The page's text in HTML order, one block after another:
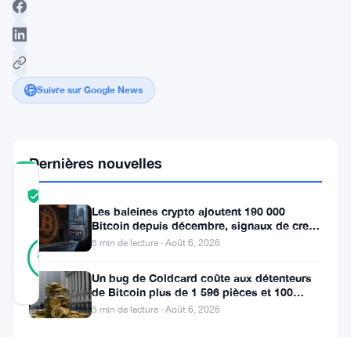
Suivre sur Google News
COMMUNITY
SCORE
89
Vérifié
Mis à jour 2 ans il y a
Dernières nouvelles
Les baleines crypto ajoutent 190 000
Bitcoin depuis décembre, signaux de creux
du marché baissier s’accumulent
5 min de lecture · Août 6, 2026
Un bug de Coldcard coûte aux détenteurs
de Bitcoin plus de 1 596 pièces et 100
millions de dollars
5 min de lecture · Août 6, 2026